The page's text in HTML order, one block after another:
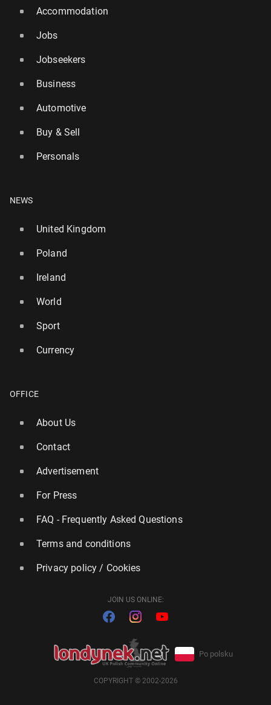
Accommodation
Jobs
Jobseekers
Business
Automotive
Buy & Sell
Personals
NEWS
United Kingdom
Poland
Ireland
World
Sport
Currency
OFFICE
About Us
Contact
Advertisement
For Press
FAQ - Frequently Asked Questions
Terms and conditions
Privacy policy / Cookies
JOIN US ONLINE:
Po polsku
COPYRIGHT © 2002-2026